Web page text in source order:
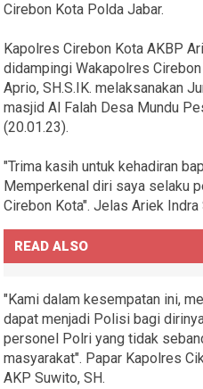
Cirebon Kota Polda Jabar.
Kapolres Cirebon Kota AKBP
didampingi Wakapolres
Aprio, SH.S.IK. melaksanakan
masjid Al Falah Desa Mundu
(20.01.23).
"Trima kasih untuk kehadiran
Memperkenal diri saya selaku
Cirebon Kota". Jelas Ariek Indra
READ ALSO
"Kami dalam kesempatan ini,
dapat menjadi Polisi bagi
personel Polri yang tidak
masyarakat". Papar Kapolres
AKP Suwito, SH.